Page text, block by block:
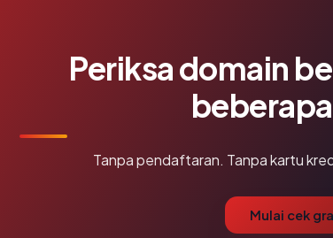
Periksa domain
Tanpa pendaftaran. Tanpa kartu
Mulai cek